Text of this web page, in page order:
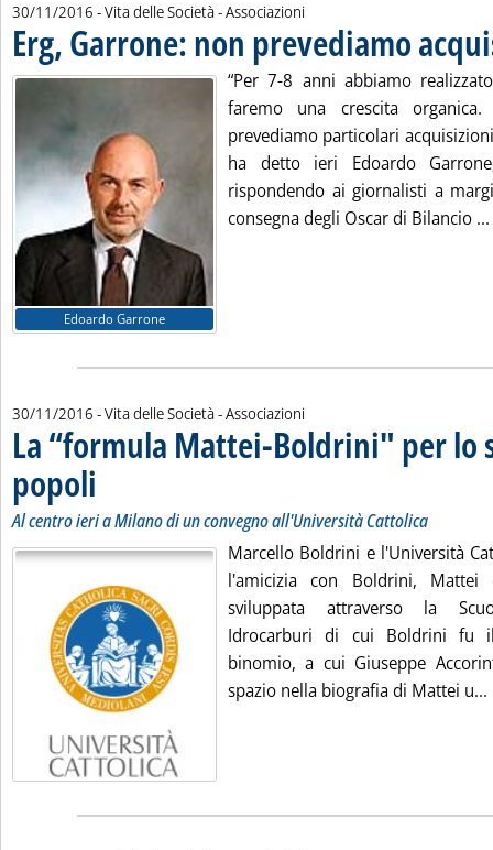
30/11/2016 - Vita delle Società - Associazioni
Erg, Garrone: non prevediamo
Edoardo Garrone
“Per 7-8 anni abbiamo
faremo una crescita
prevediamo particolari
ha detto ieri Edoardo
rispondendo ai giornalisti a
consegna degli Oscar di Bilancio ...
30/11/2016 - Vita delle Società - Associazioni
La “formula Mattei-Boldrini" per lo
popoli . Sottotitolo: Al centro ieri a Milano di un convegno all'Università Cattolica
Al centro ieri a Milano di un convegno all'Università Cattolica
Marcello Boldrini e l'Università
l'amicizia con Boldrini,
sviluppata attraverso la
Idrocarburi di cui Boldrini fu
binomio, a cui Giuseppe
spazio nella biografia di Mattei u...